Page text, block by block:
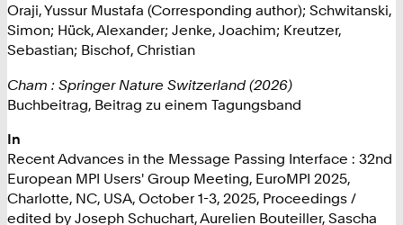
Oraji, Yussur Mustafa (Corresponding author); Schwitanski,
Simon; Hück, Alexander; Jenke, Joachim; Kreutzer,
Sebastian; Bischof, Christian
Cham : Springer Nature Switzerland (2026)
Buchbeitrag, Beitrag zu einem Tagungsband
In
Recent Advances in the Message Passing Interface : 32nd
European MPI Users' Group Meeting, EuroMPI 2025,
Charlotte, NC, USA, October 1-3, 2025, Proceedings /
edited by Joseph Schuchart, Aurelien Bouteiller, Sascha